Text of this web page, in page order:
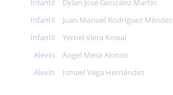
Infantil
Dylan José González Martín
Infantil
Juan Manuel Rodríguez Méndez
Infantil
Yeroel Viera Kowal
Alevín
Ángel Mesa Alonso
Alevín
Ismael Vega Hernández